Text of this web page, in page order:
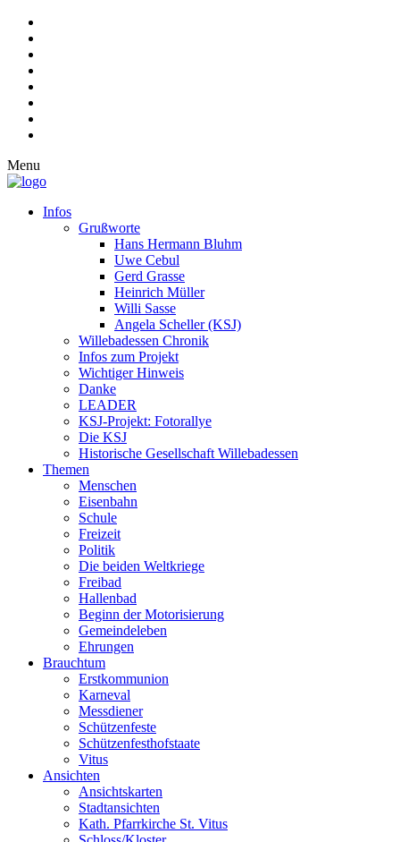
Menu
Infos
Grußworte
Hans Hermann Bluhm
Uwe Cebul
Gerd Grasse
Heinrich Müller
Willi Sasse
Angela Scheller (KSJ)
Willebadessen Chronik
Infos zum Projekt
Wichtiger Hinweis
Danke
LEADER
KSJ-Projekt: Fotorallye
Die KSJ
Historische Gesellschaft Willebadessen
Themen
Menschen
Eisenbahn
Schule
Freizeit
Politik
Die beiden Weltkriege
Freibad
Hallenbad
Beginn der Motorisierung
Gemeindeleben
Ehrungen
Brauchtum
Erstkommunion
Karneval
Messdiener
Schützenfeste
Schützenfesthofstaate
Vitus
Ansichten
Ansichtskarten
Stadtansichten
Kath. Pfarrkirche St. Vitus